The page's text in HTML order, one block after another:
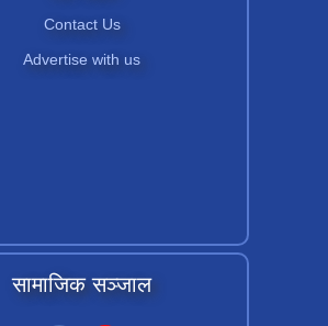
Contact Us
Advertise with us
सामाजिक सञ्जाल